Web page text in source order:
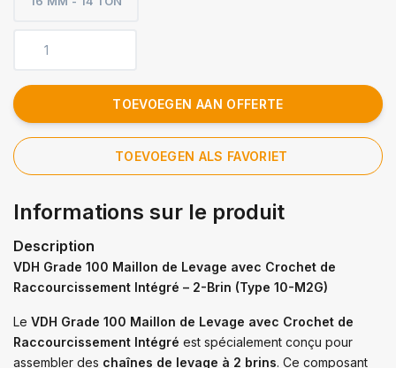
TOEVOEGEN AAN OFFERTE
TOEVOEGEN ALS FAVORIET
Informations sur le produit
Description
VDH Grade 100 Maillon de Levage avec Crochet de
Raccourcissement Intégré – 2-Brin (Type 10-M2G)
Le VDH Grade 100 Maillon de Levage avec Crochet de
Raccourcissement Intégré est spécialement conçu pour
assembler des chaînes de levage à 2 brins. Ce composant